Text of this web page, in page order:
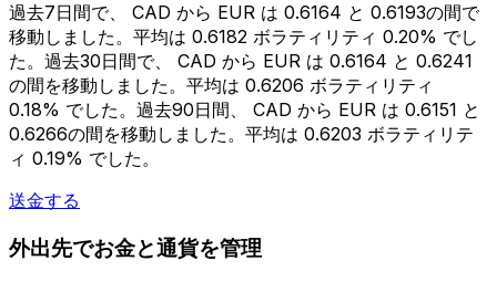
過去7日間で、 CAD から EUR は 0.6164 と 0.6193の間で
移動しました。平均は 0.6182 ボラティリティ 0.20% でし
た。過去30日間で、 CAD から EUR は 0.6164 と 0.6241
の間を移動しました。平均は 0.6206 ボラティリティ
0.18% でした。過去90日間、 CAD から EUR は 0.6151 と
0.6266の間を移動しました。平均は 0.6203 ボラティリテ
ィ 0.19% でした。
送金する
外出先でお金と通貨を管理